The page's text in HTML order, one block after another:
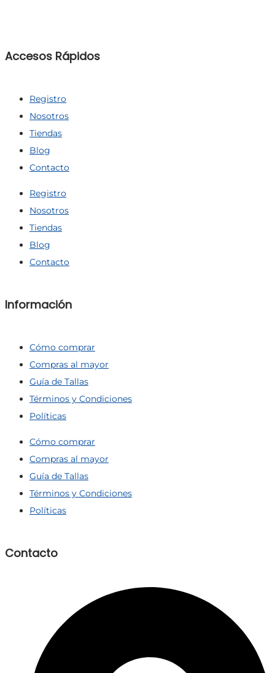
Accesos Rápidos
Registro
Nosotros
Tiendas
Blog
Contacto
Registro
Nosotros
Tiendas
Blog
Contacto
Información
Cómo comprar
Compras al mayor
Guía de Tallas
Términos y Condiciones
Políticas
Cómo comprar
Compras al mayor
Guía de Tallas
Términos y Condiciones
Políticas
Contacto